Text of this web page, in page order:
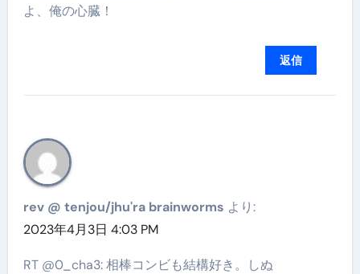
よ、俺の心臓！
返信
rev @ tenjou/jhu'ra brainworms より:
2023年4月3日 4:03 PM
RT @0_cha3: 相棒コンビも結構好き。しぬ